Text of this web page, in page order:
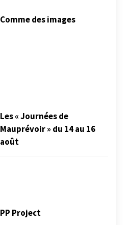
Comme des images
Les « Journées de
Mauprévoir » du 14 au 16
août
PP Project